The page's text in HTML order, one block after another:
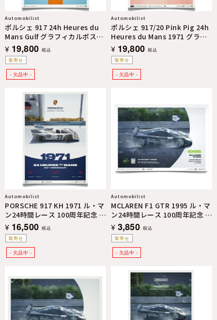
取寄せ
Automobilist
ポルシェ 917 24h Heures du
Mans Gulf グラフィカルポスタ
ー
¥ 19,800 税込
取寄せ
Automobilist
ポルシェ 917/20 Pink Pig 24h
Heures du Mans 1971 グラフ
ィカルポスター
¥ 19,800 税込
取寄せ
Automobilist
PORSCHE 917 KH 1971 ル・マ
ン24時間レース 100周年記念 リ
ミテッド エディション ポスタ
ー
¥ 16,500 税込
取寄せ
Automobilist
MCLAREN F1 GTR 1995 ル・マ
ン24時間レース 100周年記念 ミ
ニ エディション ポスター
¥ 3,850 税込